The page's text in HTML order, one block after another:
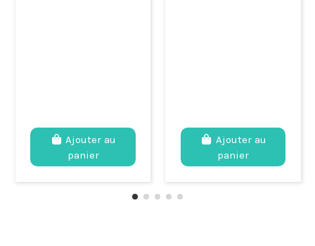
Ajouter au
panier
Ajouter au
panier